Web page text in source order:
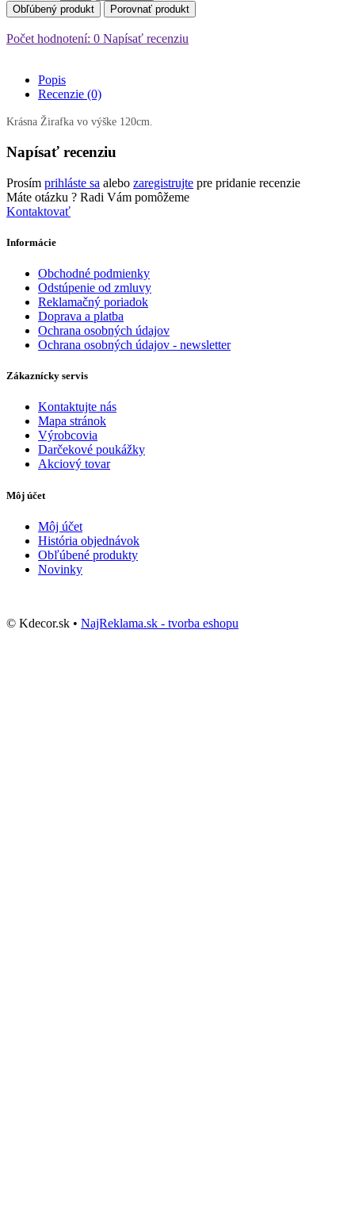
Obľúbený produkt
Porovnať produkt
Počet hodnotení: 0 Napísať recenziu
Popis
Recenzie (0)
Krásna Žirafka vo výške 120cm.
Napísať recenziu
Prosím prihláste sa alebo zaregistrujte pre pridanie recenzie
Máte otázku ? Radi Vám pomôžeme
Kontaktovať
Informácie
Obchodné podmienky
Odstúpenie od zmluvy
Reklamačný poriadok
Doprava a platba
Ochrana osobných údajov
Ochrana osobných údajov - newsletter
Zákaznícky servis
Kontaktujte nás
Mapa stránok
Výrobcovia
Darčekové poukážky
Akciový tovar
Môj účet
Môj účet
História objednávok
Obľúbené produkty
Novinky
© Kdecor.sk • NajReklama.sk - tvorba eshopu